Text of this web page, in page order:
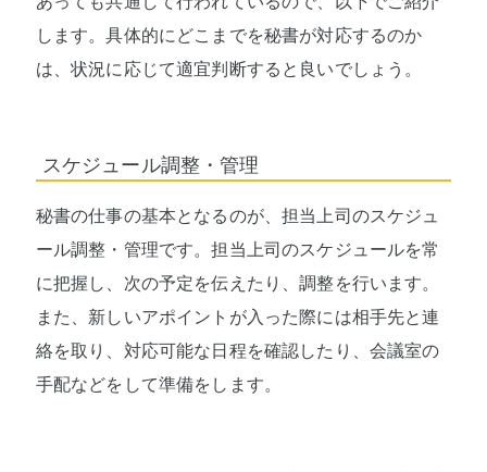
します。具体的にどこまでを秘書が対応するのか
は、状況に応じて適宜判断すると良いでしょう。
スケジュール調整・管理
秘書の仕事の基本となるのが、担当上司のスケジュ
ール調整・管理です。担当上司のスケジュールを常
に把握し、次の予定を伝えたり、調整を行います。
また、新しいアポイントが入った際には相手先と連
絡を取り、対応可能な日程を確認したり、会議室の
手配などをして準備をします。